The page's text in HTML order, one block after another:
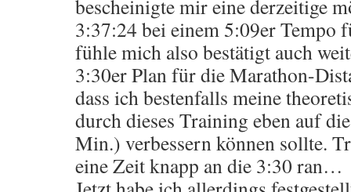
bescheinigte mir eine derzeitige
3:37:24 bei einem 5:09er Tempo
fühle mich also bestätigt auch
3:30er Plan für die Marathon-
dass ich bestenfalls meine
durch dieses Training eben auf
Min.) verbessern können sollte.
eine Zeit knapp an die 3:30 ran…